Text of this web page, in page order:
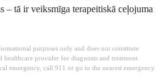
– tā ir veiksmīga terapeitiskā ceļojuma
purposes only and does not constitute
provider for diagnosis and treatment
emergency, call 911 or go to the nearest emergency